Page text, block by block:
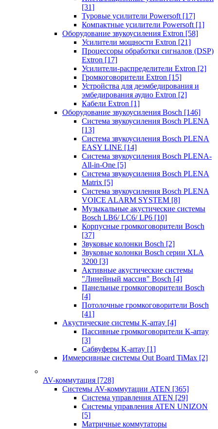
[31]
Туровые усилители Powersoft [17]
Компактные усилители Powersoft [1]
Оборудование звукоусиления Extron [58]
Усилители мощности Extron [21]
Процессоры обработки сигналов (DSP)
Extron [17]
Усилители-распределители Extron [2]
Громкоговорители Extron [15]
Устройства для деэмбедирования и
эмбедирования аудио Extron [2]
Кабели Extron [1]
Оборудование звукоусиления Bosch [146]
Система звукоусиления Bosch PLENA
[13]
Система звукоусиления Bosch PLENA
EASY LINE [14]
Система звукоусиления Bosch PLENA-
All-in-One [5]
Система звукоусиления Bosch PLENA
Matrix [5]
Система звукоусиления Bosch PLENA
VOICE ALARM SYSTEM [8]
Музыкальные акустические системы
Bosch LB6/ LC6/ LP6 [10]
Корпусные громкоговорители Bosch
[37]
Звуковые колонки Bosch [2]
Звуковые колонки Bosch серии XLA
3200 [3]
Активные акустические системы
"Линейный массив" Bosch [4]
Панельные громкоговорители Bosch
[4]
Потолочные громкоговорители Bosch
[41]
Акустические системы K-array [4]
Пассивные громкоговорители K-array
[3]
Сабвуферы K-array [1]
Иммерсивные системы Out Board TiMax [2]
AV-коммутация [728]
Системы AV-коммутации ATEN [365]
Система управления ATEN [29]
Системы управления ATEN UNIZON
[5]
Матричные коммутаторы